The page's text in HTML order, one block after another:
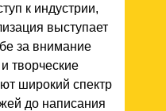
к индустрии,
выступает
за внимание
творческие
широкий спектр
до написания